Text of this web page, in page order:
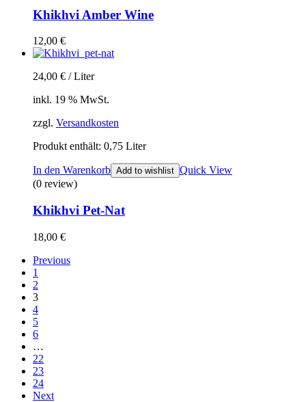
Khikhvi Amber Wine
12,00 €
24,00 € /Liter
inkl. 19 % MwSt.
zzgl. Versandkosten
Produkt enthält: 0,75 Liter
In den Warenkorb Add to wishlist Quick View
(0 review)
Khikhvi Pet-Nat
18,00 €
Previous
1
2
3
4
5
6
…
22
23
24
Next